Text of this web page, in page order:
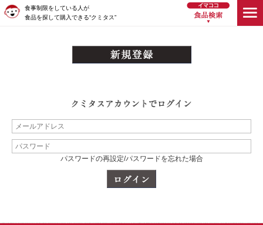
食事制限をしている人が
食品を探して購入できる“クミタス”
パスワードの再設定/パスワードを忘れた場合